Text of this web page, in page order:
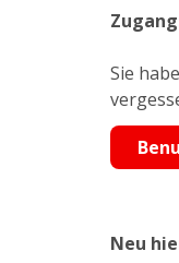
Sie
Neu